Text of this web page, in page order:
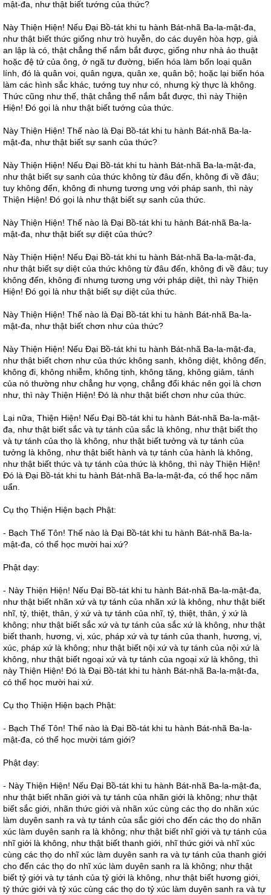
mật-đa, như thật biết tướng của thức?
Này Thiện Hiện! Nếu Đại Bồ-tát khi tu hành Bát-nhã Ba-la-mật-đa,
như thật biết thức giống như trò huyễn, do các duyên hòa hợp, giả
an lập là có, thật chẳng thể nắm bắt được, giống như nhà ảo thuật
hoặc đệ tử của ông, ở ngã tư đường, biến hóa làm bốn loại quân
lính, đó là quân voi, quân ngựa, quân xe, quân bộ; hoặc lại biến hóa
làm các hình sắc khác, tướng tuy như có, nhưng kỳ thực là không.
Thức cũng như thế, thật chẳng thể nắm bắt được, thì này Thiện
Hiện! Đó gọi là như thật biết tướng của thức.
Này Thiện Hiện! Thế nào là Đại Bồ-tát khi tu hành Bát-nhã Ba-la-
mật-đa, như thật biết sự sanh của thức?
Này Thiện Hiện! Nếu Đại Bồ-tát khi tu hành Bát-nhã Ba-la-mật-đa,
như thật biết sự sanh của thức không từ đâu đến, không đi về đâu;
tuy không đến, không đi nhưng tương ưng với pháp sanh, thì này
Thiện Hiện! Đó gọi là như thật biết sự sanh của thức.
Này Thiện Hiện! Thế nào là Đại Bồ-tát khi tu hành Bát-nhã Ba-la-
mật-đa, như thật biết sự diệt của thức?
Này Thiện Hiện! Nếu Đại Bồ-tát khi tu hành Bát-nhã Ba-la-mật-đa,
như thật biết sự diệt của thức không từ đâu đến, không đi về đâu; tuy
không đến, không đi nhưng tương ưng với pháp diệt, thì này Thiện
Hiện! Đó gọi là như thật biết sự diệt của thức.
Này Thiện Hiện! Thế nào là Đại Bồ-tát khi tu hành Bát-nhã Ba-la-
mật-đa, như thật biết chơn như của thức?
Này Thiện Hiện! Nếu Đại Bồ-tát khi tu hành Bát-nhã Ba-la-mật-đa,
như thật biết chơn như của thức không sanh, không diệt, không đến,
không đi, không nhiễm, không tịnh, không tăng, không giảm, tánh
của nó thường như chẳng hư vọng, chẳng đổi khác nên gọi là chơn
như, thì này Thiện Hiện! Đó là như thật biết chơn như của thức.
Lại nữa, Thiện Hiện! Nếu Đại Bồ-tát khi tu hành Bát-nhã Ba-la-mật-
đa, như thật biết sắc và tự tánh của sắc là không, như thật biết thọ
và tự tánh của thọ là không, như thật biết tưởng và tự tánh của
tưởng là không, như thật biết hành và tự tánh của hành là không,
như thật biết thức và tự tánh của thức là không, thì này Thiện Hiện!
Đó là Đại Bồ-tát khi tu hành Bát-nhã Ba-la-mật-đa, có thể học năm
uẩn.
Cụ thọ Thiện Hiện bạch Phật:
- Bạch Thế Tôn! Thế nào là Đại Bồ-tát khi tu hành Bát-nhã Ba-la-
mật-đa, có thể học mười hai xứ?
Phật dạy:
- Này Thiện Hiện! Nếu Đại Bồ-tát khi tu hành Bát-nhã Ba-la-mật-đa,
như thật biết nhãn xứ và tự tánh của nhãn xứ là không, như thật biết
nhĩ, tỷ, thiệt, thân, ý xứ và tự tánh của nhĩ, tỷ, thiệt, thân, ý xứ là
không; như thật biết sắc xứ và tự tánh của sắc xứ là không, như thật
biết thanh, hương, vị, xúc, pháp xứ và tự tánh của thanh, hương, vị,
xúc, pháp xứ là không; như thật biết nội xứ và tự tánh của nội xứ là
không, như thật biết ngoại xứ và tự tánh của ngoại xứ là không, thì
này Thiện Hiện! Đó là Đại Bồ-tát khi tu hành Bát-nhã Ba-la-mật-đa,
có thể học mười hai xứ.
Cụ thọ Thiện Hiện bạch Phật:
- Bạch Thế Tôn! Thế nào là Đại Bồ-tát khi tu hành Bát-nhã Ba-la-
mật-đa, có thể học mười tám giới?
Phật dạy:
- Này Thiện Hiện! Nếu Đại Bồ-tát khi tu hành Bát-nhã Ba-la-mật-đa,
như thật biết nhãn giới và tự tánh của nhãn giới là không; như thật
biết sắc giới, nhãn thức giới và nhãn xúc cùng các thọ do nhãn xúc
làm duyên sanh ra và tự tánh của sắc giới cho đến các thọ do nhãn
xúc làm duyên sanh ra là không; như thật biết nhĩ giới và tự tánh của
nhĩ giới là không, như thật biết thanh giới, nhĩ thức giới và nhĩ xúc
cùng các thọ do nhĩ xúc làm duyên sanh ra và tự tánh của thanh giới
cho đến các thọ do nhĩ xúc làm duyên sanh ra là không; như thật
biết tỷ giới và tự tánh của tỷ giới là không, như thật biết hương giới,
tỷ thức giới và tỷ xúc cùng các thọ do tỷ xúc làm duyên sanh ra và tự